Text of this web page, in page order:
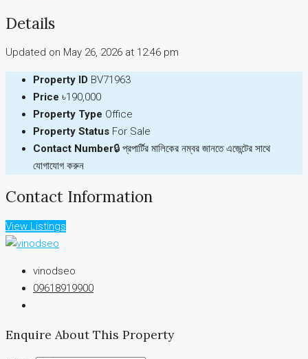
Details
Updated on May 26, 2026 at 12:46 pm
Property ID BV71963
Price ৳190,000
Property Type Office
Property Status For Sale
Contact Number🔒 প্রপার্টির মালিকের নম্বর জানতে এজেন্টের সাথে
যোগাযোগ করুন
Contact Information
View Listings
vinodseo
09618919900
Enquire About This Property